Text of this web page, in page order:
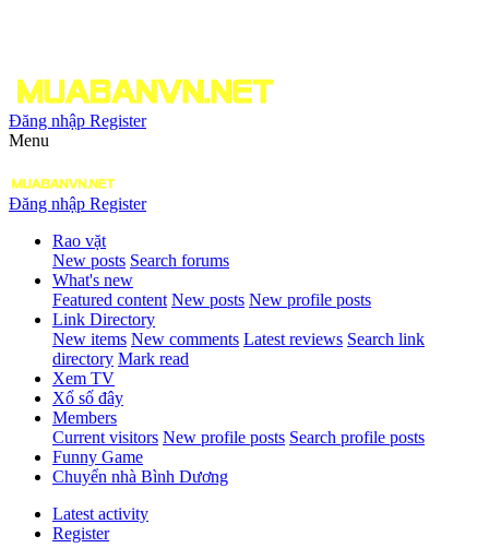
Đăng nhập Register
Menu
Đăng nhập Register
Rao vặt
New posts Search forums
What's new
Featured content New posts New profile posts
Link Directory
New items New comments Latest reviews Search link
directory Mark read
Xem TV
Xổ số đây
Members
Current visitors New profile posts Search profile posts
Funny Game
Chuyển nhà Bình Dương
Latest activity
Register